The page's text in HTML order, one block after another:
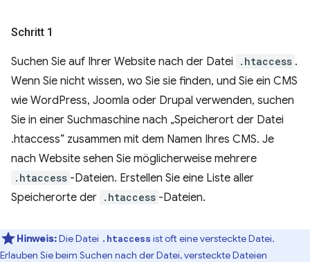
Schritt 1
Suchen Sie auf Ihrer Website nach der Datei .htaccess .
Wenn Sie nicht wissen, wo Sie sie finden, und Sie ein CMS
wie WordPress, Joomla oder Drupal verwenden, suchen
Sie in einer Suchmaschine nach „Speicherort der Datei
.htaccess“ zusammen mit dem Namen Ihres CMS. Je
nach Website sehen Sie möglicherweise mehrere
.htaccess -Dateien. Erstellen Sie eine Liste aller
Speicherorte der .htaccess -Dateien.
Hinweis:Die Datei .htaccess ist oft eine versteckte Datei.
Erlauben Sie beim Suchen nach der Datei, versteckte Dateien